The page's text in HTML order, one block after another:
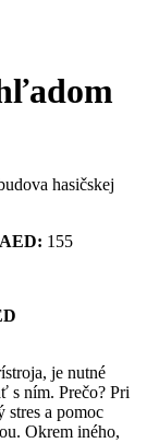
hasičskej
155
je nutné
s ním. Prečo? Pri
a pomoc
Okrem iného,